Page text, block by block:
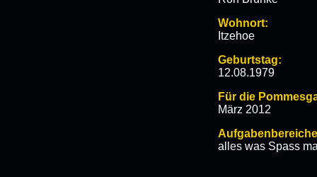
Wohnort:
Itzehoe
Geburtstag:
12.08.1979
Für die
März 2012
alles was Spass